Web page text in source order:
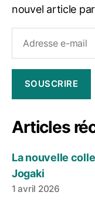
nouvel article
mail
SOUSCRIRE
Articles
La nouvelle
Jogaki
1 avril 2026